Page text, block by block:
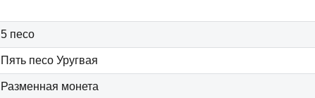
5 песо
Пять песо Уругвая
Разменная монета